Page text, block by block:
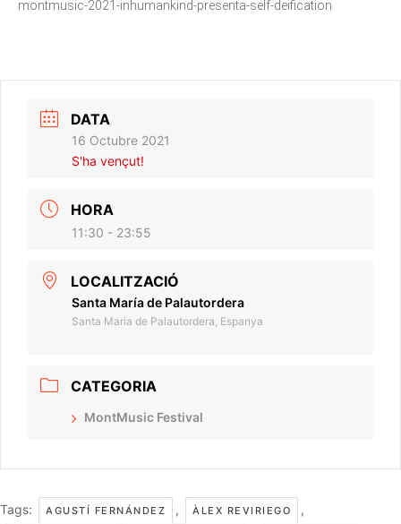
montmusic-2021-inhumankind-presenta-self-deification
DATA
16 Octubre 2021
S'ha vençut!
HORA
11:30 - 23:55
LOCALITZACIÓ
Santa María de Palautordera
Santa Maria de Palautordera, Espanya
CATEGORIA
MontMusic Festival
Tags: AGUSTÍ FERNÁNDEZ , ÀLEX REVIRIEGO ,